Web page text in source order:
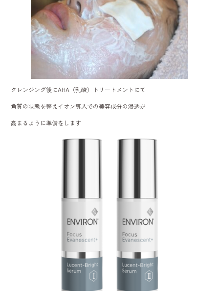
クレンジング後にAHA（乳酸）トリートメントにて
角質の状態を整えイオン導入での美容成分の浸透が
高まるように準備をします